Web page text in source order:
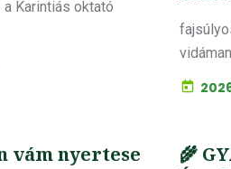
Karintiás oktató
vám nyertese
🌾